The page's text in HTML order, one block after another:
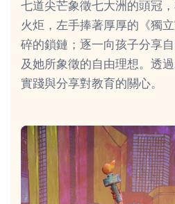
七道尖芒象徵七大洲的頭冠
火炬，左手捧著厚厚的《獨
碎的鎖鏈；逐一向孩子分享
及她所象徵的自由理想。透
實踐與分享對教育的關心。